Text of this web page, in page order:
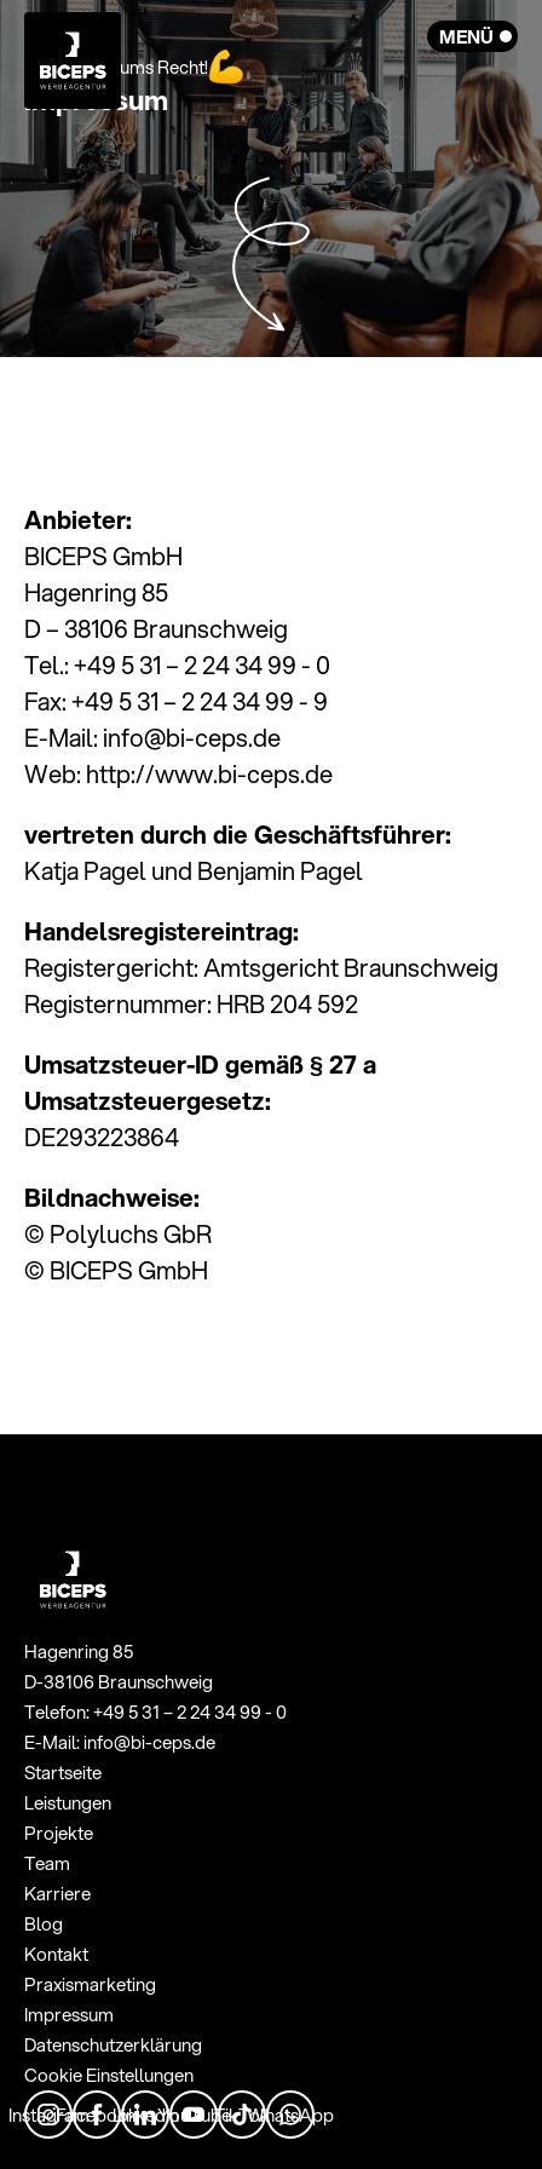
MENÜ
MENÜ
Jetzt geht's ums Recht!
Impressum
Anbieter:
BICEPS GmbH
Hagenring 85
D – 38106 Braunschweig
Tel.: +49 5 31 – 2 24 34 99 - 0
Fax: +49 5 31 – 2 24 34 99 - 9
E-Mail: info@bi-ceps.de
Web: http://www.bi-ceps.de
vertreten durch die Geschäftsführer:
Katja Pagel und Benjamin Pagel
Handelsregistereintrag:
Registergericht: Amtsgericht Braunschweig
Registernummer: HRB 204 592
Umsatzsteuer-ID gemäß § 27 a
Umsatzsteuergesetz:
DE293223864
Bildnachweise:
© Polyluchs GbR
© BICEPS GmbH
Hagenring 85
D-38106 Braunschweig
Telefon:+49 5 31 – 2 24 34 99 - 0
E-Mail:info@bi-ceps.de
Startseite
Leistungen
Projekte
Team
Karriere
Blog
Kontakt
Praxismarketing
Impressum
Datenschutzerklärung
Cookie Einstellungen
InstagramFacebookLinkedInYouTubeTikTokWhatsApp